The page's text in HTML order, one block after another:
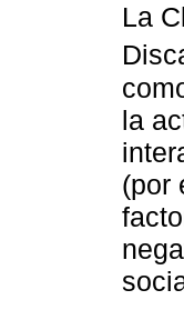
La
la
(por